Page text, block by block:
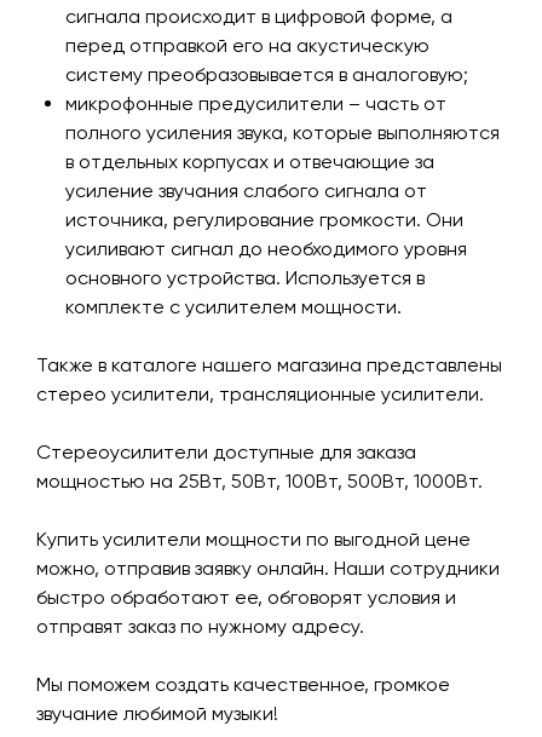
сигнала происходит в цифровой форме, а
перед отправкой его на акустическую
систему преобразовывается в аналоговую;
микрофонные предусилители – часть от
полного усиления звука, которые выполняются
в отдельных корпусах и отвечающие за
усиление звучания слабого сигнала от
источника, регулирование громкости. Они
усиливают сигнал до необходимого уровня
основного устройства. Используется в
комплекте с усилителем мощности.
Также в каталоге нашего магазина представлены
стерео усилители, трансляционные усилители.
Стереоусилители доступные для заказа
мощностью на 25Вт, 50Вт, 100Вт, 500Вт, 1000Вт.
Купить усилители мощности по выгодной цене
можно, отправив заявку онлайн. Наши сотрудники
быстро обработают ее, обговорят условия и
отправят заказ по нужному адресу.
Мы поможем создать качественное, громкое
звучание любимой музыки!